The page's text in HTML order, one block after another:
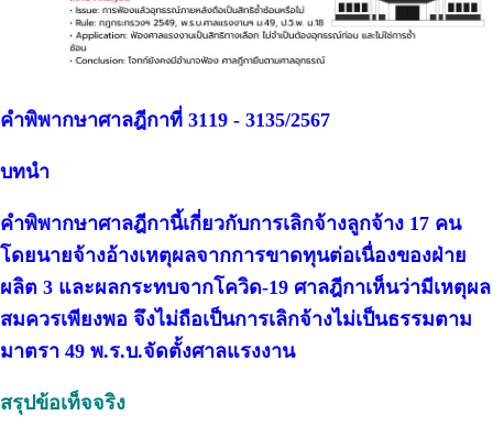
คำพิพากษาศาลฎีกาที่ 3119 - 3135/2567
บทนำ
คำพิพากษาศาลฎีกานี้เกี่ยวกับการเลิกจ้างลูกจ้าง 17 คน
โดยนายจ้างอ้างเหตุผลจากการขาดทุนต่อเนื่องของฝ่าย
ผลิต 3 และผลกระทบจากโควิด-19 ศาลฎีกาเห็นว่ามีเหตุผล
สมควรเพียงพอ จึงไม่ถือเป็นการเลิกจ้างไม่เป็นธรรมตาม
มาตรา 49 พ.ร.บ.จัดตั้งศาลแรงงาน
สรุปข้อเท็จจริง